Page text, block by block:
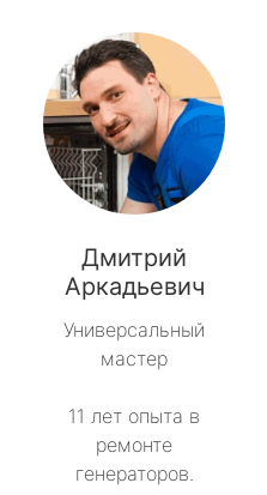
Дмитрий
Аркадьевич
Универсальный
мастер
11 лет опыта в
ремонте
генераторов.